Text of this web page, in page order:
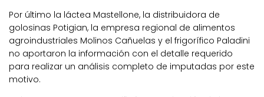
Por último la láctea Mastellone, la distribuidora de
golosinas Potigian, la empresa regional de alimentos
agroindustriales Molinos Cañuelas y el frigorífico Paladini
no aportaron la información con el detalle requerido
para realizar un análisis completo de imputadas por este
motivo.